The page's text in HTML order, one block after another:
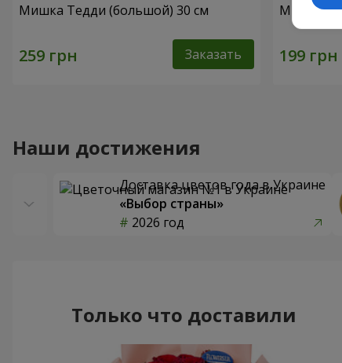
Мишка Тедди (большой) 30 см
Заказать
Мишка
Наши достижения
Доставка цветов года в Украине
«Выбор страны»
2026 год
Только что доставили